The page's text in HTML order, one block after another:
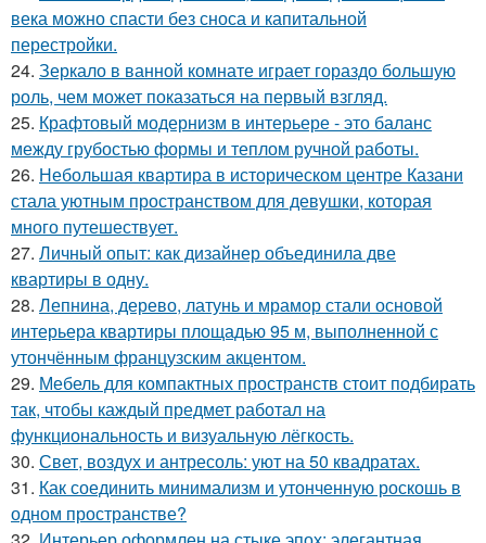
века можно спасти без сноса и капитальной
перестройки.
24. Зеркало в ванной комнате играет гораздо большую
роль, чем может показаться на первый взгляд.
25. Крафтовый модернизм в интерьере - это баланс
между грубостью формы и теплом ручной работы.
26. Небольшая квартира в историческом центре Казани
стала уютным пространством для девушки, которая
много путешествует.
27. Личный опыт: как дизайнер объединила две
квартиры в одну.
28. Лепнина, дерево, латунь и мрамор стали основой
интерьера квартиры площадью 95 м, выполненной с
утончённым французским акцентом.
29. Мебель для компактных пространств стоит подбирать
так, чтобы каждый предмет работал на
функциональность и визуальную лёгкость.
30. Свет, воздух и антресоль: уют на 50 квадратах.
31. Как соединить минимализм и утонченную роскошь в
одном пространстве?